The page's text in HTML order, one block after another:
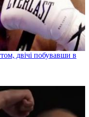
двічі побувавши в